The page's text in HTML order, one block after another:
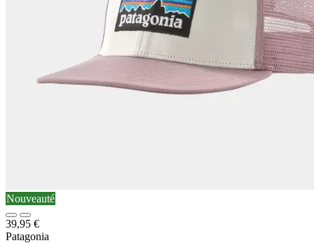
Nouveauté
39,95 €
Patagonia